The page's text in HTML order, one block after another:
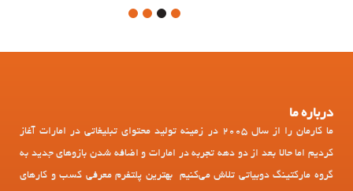
1
درباره ما
ما کارمان را از سال 2005 در زمینه تولید محتوای تبلیغاتی در امارات آغاز
کردیم اما حالا بعد از دو دهه تجربه در امارات و اضافه شدن بازوهای جدید به
گروه مارکتینگ دوبیاتی تلاش می‌کنیم بهترین پلتفرم معرفی کسب و کارهای